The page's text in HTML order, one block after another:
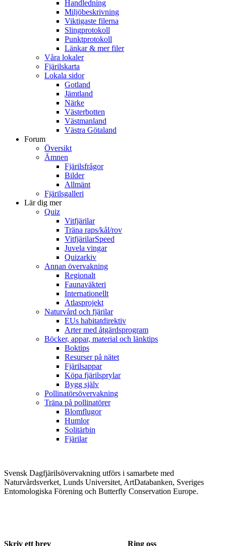
Handledning
Miljöbeskrivning
Viktigaste filerna
Slingprotokoll
Punktprotokoll
Länkar & mer filer
Våra lokaler
Fjärilskarta
Lokala sidor
Gotland
Jämtland
Närke
Västerbotten
Västmanland
Västra Götaland
Forum
Översikt
Ämnen
Fjärilsfrågor
Bilder
Allmänt
Fjärilsgalleri
Lär dig mer
Quiz
Vitfjärilar
Träna raps/kål/rov
VitfjärilarSpeed
Juvela vingar
Quizarkiv
Annan övervakning
Regionalt
Faunaväkteri
Internationellt
Atlasprojekt
Naturvård och fjärilar
EUs habitatdirektiv
Arter med åtgärdsprogram
Böcker, appar, material och länktips
Boktips
Resurser på nätet
Fjärilsappar
Köpa fjärilsprylar
Bygg själv
Pollinatörsövervakning
Träna på pollinatörer
Blomflugor
Humlor
Solitärbin
Fjärilar
Svensk Dagfjärilsövervakning utförs i samarbete med
Naturvårdsverket, Lunds Universitet, ArtDatabanken, Sveriges
Entomologiska Förening och Butterfly Conservation Europe.
Skriv ett brev Ring oss